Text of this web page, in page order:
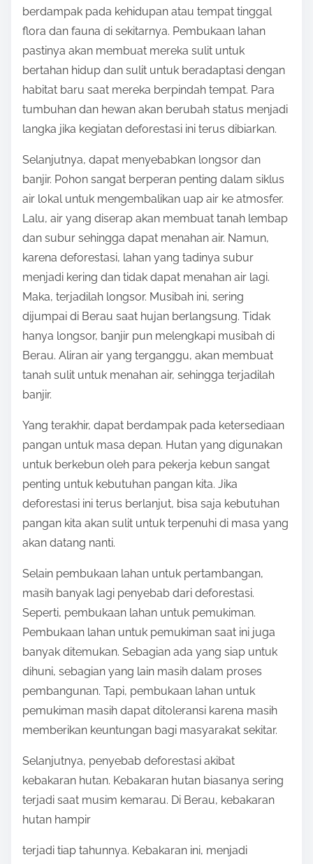
berdampak pada kehidupan atau tempat tinggal
flora dan fauna di sekitarnya. Pembukaan lahan
pastinya akan membuat mereka sulit untuk
bertahan hidup dan sulit untuk beradaptasi dengan
habitat baru saat mereka berpindah tempat. Para
tumbuhan dan hewan akan berubah status menjadi
langka jika kegiatan deforestasi ini terus dibiarkan.
Selanjutnya, dapat menyebabkan longsor dan
banjir. Pohon sangat berperan penting dalam siklus
air lokal untuk mengembalikan uap air ke atmosfer.
Lalu, air yang diserap akan membuat tanah lembap
dan subur sehingga dapat menahan air. Namun,
karena deforestasi, lahan yang tadinya subur
menjadi kering dan tidak dapat menahan air lagi.
Maka, terjadilah longsor. Musibah ini, sering
dijumpai di Berau saat hujan berlangsung. Tidak
hanya longsor, banjir pun melengkapi musibah di
Berau. Aliran air yang terganggu, akan membuat
tanah sulit untuk menahan air, sehingga terjadilah
banjir.
Yang terakhir, dapat berdampak pada ketersediaan
pangan untuk masa depan. Hutan yang digunakan
untuk berkebun oleh para pekerja kebun sangat
penting untuk kebutuhan pangan kita. Jika
deforestasi ini terus berlanjut, bisa saja kebutuhan
pangan kita akan sulit untuk terpenuhi di masa yang
akan datang nanti.
Selain pembukaan lahan untuk pertambangan,
masih banyak lagi penyebab dari deforestasi.
Seperti, pembukaan lahan untuk pemukiman.
Pembukaan lahan untuk pemukiman saat ini juga
banyak ditemukan. Sebagian ada yang siap untuk
dihuni, sebagian yang lain masih dalam proses
pembangunan. Tapi, pembukaan lahan untuk
pemukiman masih dapat ditoleransi karena masih
memberikan keuntungan bagi masyarakat sekitar.
Selanjutnya, penyebab deforestasi akibat
kebakaran hutan. Kebakaran hutan biasanya sering
terjadi saat musim kemarau. Di Berau, kebakaran
hutan hampir
terjadi tiap tahunnya. Kebakaran ini, menjadi